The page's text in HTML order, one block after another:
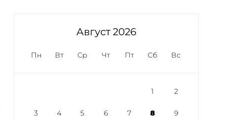
Август 2026
Пн Вт Ср Чт Пт Сб Вс
1 2
3 4 5 6 7 8 9